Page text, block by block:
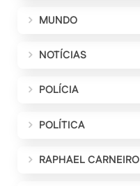
MUNDO
NOTÍCIAS
POLÍCIA
POLÍTICA
RAPHAEL CARNEIRO